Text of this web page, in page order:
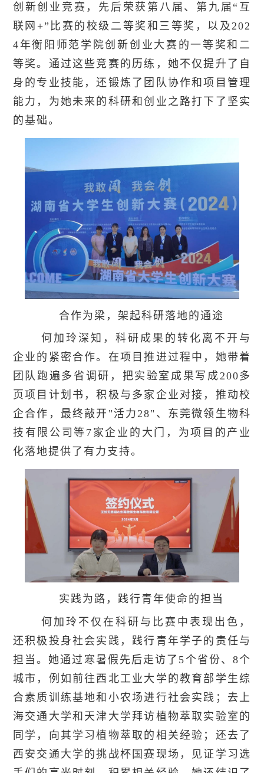
创新创业竞赛，先后荣获第八届、第九届“互
联网+”比赛的校级二等奖和三等奖，以及202
4年衡阳师范学院创新创业大赛的一等奖和二
等奖。通过这些竞赛的历练，她不仅提升了自
身的专业技能，还锻炼了团队协作和项目管理
能力，为她未来的科研和创业之路打下了坚实
的基础。
合作为梁，架起科研落地的通途
何加玲深知，科研成果的转化离不开与
企业的紧密合作。在项目推进过程中，她带着
团队跑遍多省调研，把实验室成果写成200多
页项目计划书，积极与多家企业对接，推动校
企合作，最终敲开"活力28"、东莞微领生物科
技有限公司等7家企业的大门，为项目的产业
化落地提供了有力支持。
实践为路，践行青年使命的担当
何加玲不仅在科研与比赛中表现出色，
还积极投身社会实践，践行青年学子的责任与
担当。她通过寒暑假先后走访了5个省份、8个
城市，例如前往西北工业大学的教育部学生综
合素质训练基地和小农场进行社会实践；去上
海交通大学和天津大学拜访植物萃取实验室的
同学，向其学习植物萃取的相关经验；还去了
西安交通大学的挑战杯国赛现场，见证学习选